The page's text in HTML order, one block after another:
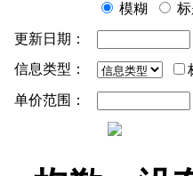
模糊
更新日期：
信息类型：
单价范围：